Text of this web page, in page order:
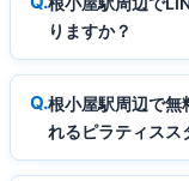
りますか？
根小屋駅周辺で無
れるピラティスス